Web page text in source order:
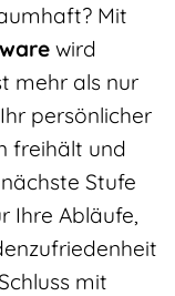
Mit
wird
mehr als nur
persönlicher
freihält und
Stufe
Ihre Abläufe,
mit